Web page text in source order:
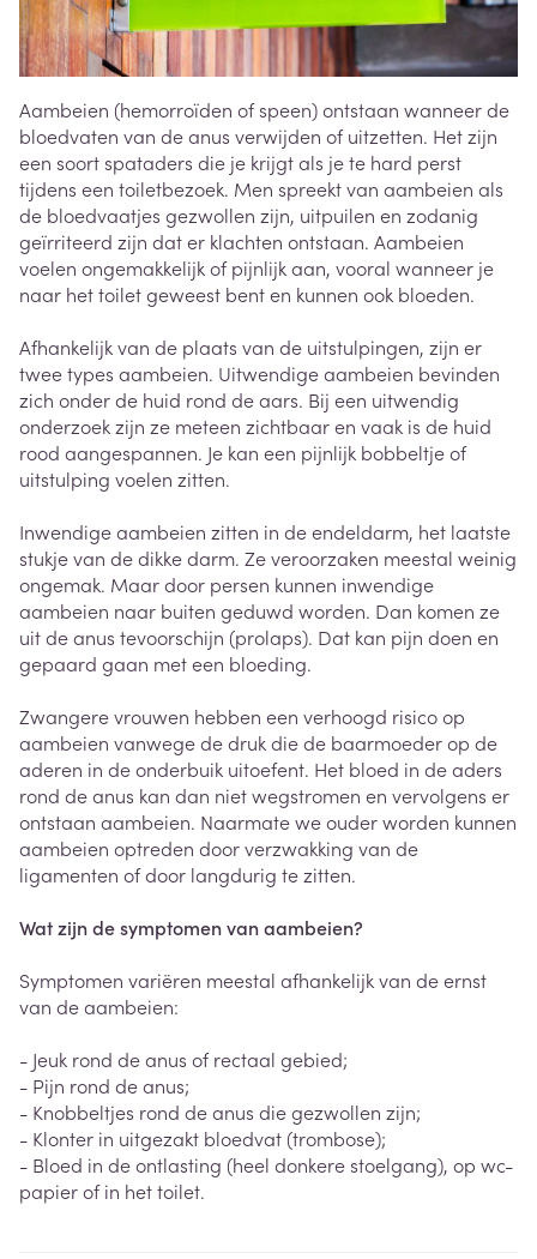
Aambeien (hemorroïden of speen) ontstaan wanneer de
bloedvaten van de anus verwijden of uitzetten. Het zijn
een soort spataders die je krijgt als je te hard perst
tijdens een toiletbezoek. Men spreekt van aambeien als
de bloedvaatjes gezwollen zijn, uitpuilen en zodanig
geïrriteerd zijn dat er klachten ontstaan. Aambeien
voelen ongemakkelijk of pijnlijk aan, vooral wanneer je
naar het toilet geweest bent en kunnen ook bloeden.
Afhankelijk van de plaats van de uitstulpingen, zijn er
twee types aambeien. Uitwendige aambeien bevinden
zich onder de huid rond de aars. Bij een uitwendig
onderzoek zijn ze meteen zichtbaar en vaak is de huid
rood aangespannen. Je kan een pijnlijk bobbeltje of
uitstulping voelen zitten.
Inwendige aambeien zitten in de endeldarm, het laatste
stukje van de dikke darm. Ze veroorzaken meestal weinig
ongemak. Maar door persen kunnen inwendige
aambeien naar buiten geduwd worden. Dan komen ze
uit de anus tevoorschijn (prolaps). Dat kan pijn doen en
gepaard gaan met een bloeding.
Zwangere vrouwen hebben een verhoogd risico op
aambeien vanwege de druk die de baarmoeder op de
aderen in de onderbuik uitoefent. Het bloed in de aders
rond de anus kan dan niet wegstromen en vervolgens er
ontstaan aambeien. Naarmate we ouder worden kunnen
aambeien optreden door verzwakking van de
ligamenten of door langdurig te zitten.
Wat zijn de symptomen van aambeien?
Symptomen variëren meestal afhankelijk van de ernst
van de aambeien:
- Jeuk rond de anus of rectaal gebied;
- Pijn rond de anus;
- Knobbeltjes rond de anus die gezwollen zijn;
- Klonter in uitgezakt bloedvat (trombose);
- Bloed in de ontlasting (heel donkere stoelgang), op wc-
papier of in het toilet.